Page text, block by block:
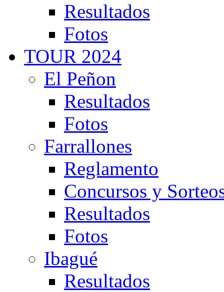
Resultados
Fotos
TOUR 2024
El Peñon
Resultados
Fotos
Farrallones
Reglamento
Concursos y
Resultados
Fotos
Ibagué
Resultados